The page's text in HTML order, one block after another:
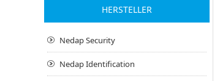
HERSTELLER
Nedap Security
Nedap Identification